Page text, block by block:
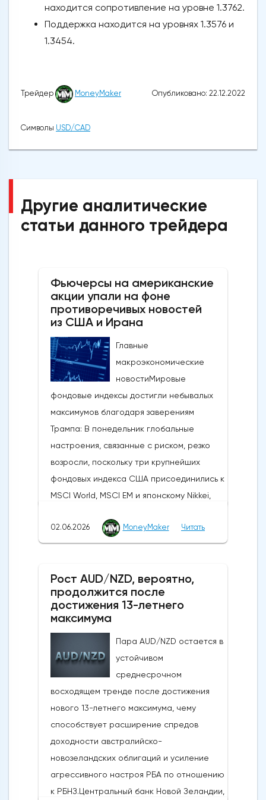
находится сопротивление на уровне 1.3762.
Поддержка находится на уровнях 1.3576 и
1.3454.
Трейдер MoneyMaker Опубликовано: 22.12.2022
Символы USD/CAD
Другие аналитические
статьи данного трейдера
Фьючерсы на американские
акции упали на фоне
противоречивых новостей
из США и Ирана
Главные
макроэкономические
новостиМировые
фондовые индексы достигли небывалых
максимумов благодаря заверениям
Трампа: В понедельник глобальные
настроения, связанные с риском, резко
возросли, поскольку три крупнейших
фондовых индекса США присоединились к
MSCI World, MSCI EM и японскому Nikkei,
Широкое продвижение вперед
последовало за заявлениями президента
то, что, несмотря на новые военные
обмены в выходные, Вашингтон и Тегеран
по-прежнему ведут активные
дискуссии.Производственная активность в
США достигла 4-летнего максимума:
Несмотря на структурные проблемы,
связанные с нефтяным кризисом в
регионе и рекордно низким уровнем
потребительского доверия,
опубликованные в понедельник данные
показали, что производственная
активность в США растет самыми
быстрыми темпами за последние четыре
02.06.2026 MoneyMaker Читать
Рост AUD/NZD, вероятно,
продолжится после
достижения 13-летнего
максимума
Пара AUD/NZD остается в
устойчивом
среднесрочном
восходящем тренде после достижения
нового 13-летнего максимума, чему
способствует расширение спредов
доходности австралийско-
новозеландских облигаций и усиление
агрессивного настроя РБА по отношению
к РБНЗ.Центральный банк Новой Зеландии,